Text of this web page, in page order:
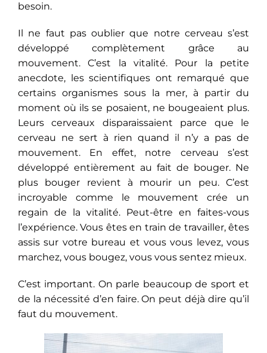
besoin.
Il ne faut pas oublier que notre cerveau s’est
développé complètement grâce au
mouvement. C’est la vitalité. Pour la petite
anecdote, les scientifiques ont remarqué que
certains organismes sous la mer, à partir du
moment où ils se posaient, ne bougeaient plus.
Leurs cerveaux disparaissaient parce que le
cerveau ne sert à rien quand il n’y a pas de
mouvement. En effet, notre cerveau s’est
développé entièrement au fait de bouger. Ne
plus bouger revient à mourir un peu. C’est
incroyable comme le mouvement crée un
regain de la vitalité. Peut-être en faites-vous
l’expérience. Vous êtes en train de travailler, êtes
assis sur votre bureau et vous vous levez, vous
marchez, vous bougez, vous vous sentez mieux.
C’est important. On parle beaucoup de sport et
de la nécessité d’en faire. On peut déjà dire qu’il
faut du mouvement.